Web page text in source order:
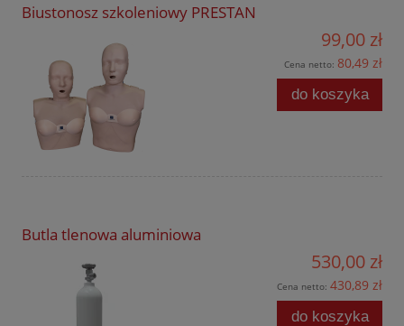
Biustonosz szkoleniowy PRESTAN
99,00 zł
Cena netto: 80,49 zł
do koszyka
Butla tlenowa aluminiowa
530,00 zł
Cena netto: 430,89 zł
do koszyka